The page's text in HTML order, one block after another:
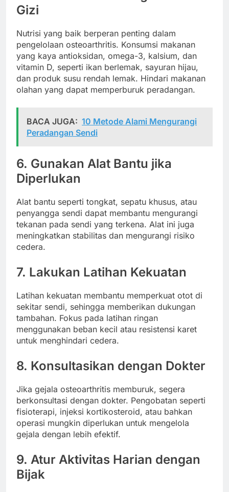
Gizi
Nutrisi yang baik berperan penting dalam
pengelolaan osteoarthritis. Konsumsi makanan
yang kaya antioksidan, omega-3, kalsium, dan
vitamin D, seperti ikan berlemak, sayuran hijau,
dan produk susu rendah lemak. Hindari makanan
olahan yang dapat memperburuk peradangan.
BACA JUGA: 10 Metode Alami Mengurangi
Peradangan Sendi
6. Gunakan Alat Bantu jika
Diperlukan
Alat bantu seperti tongkat, sepatu khusus, atau
penyangga sendi dapat membantu mengurangi
tekanan pada sendi yang terkena. Alat ini juga
meningkatkan stabilitas dan mengurangi risiko
cedera.
7. Lakukan Latihan Kekuatan
Latihan kekuatan membantu memperkuat otot di
sekitar sendi, sehingga memberikan dukungan
tambahan. Fokus pada latihan ringan
menggunakan beban kecil atau resistensi karet
untuk menghindari cedera.
8. Konsultasikan dengan Dokter
Jika gejala osteoarthritis memburuk, segera
berkonsultasi dengan dokter. Pengobatan seperti
fisioterapi, injeksi kortikosteroid, atau bahkan
operasi mungkin diperlukan untuk mengelola
gejala dengan lebih efektif.
9. Atur Aktivitas Harian dengan
Bijak